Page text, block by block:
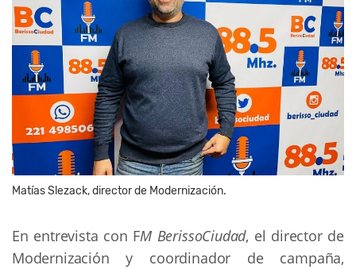
Matías Slezack, director de Modernización.
En entrevista con FM BerissoCiudad, el director de
Modernización y coordinador de campaña,